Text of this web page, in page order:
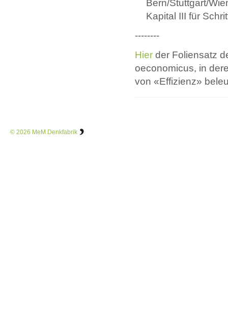
Bern/Stuttgart/
Kapital III für
--------
Hier der Foliensatz
oeconomicus, in
von «Effizienz»
© 2026 MeM Denkfabrik